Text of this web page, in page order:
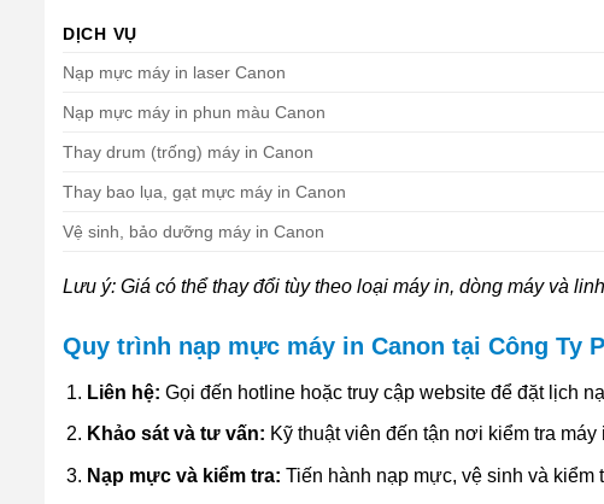
DỊCH VỤ
Nạp mực máy in laser Canon
Nạp mực máy in phun màu Canon
Thay drum (trống) máy in Canon
Thay bao lụa, gạt mực máy in Canon
Vệ sinh, bảo dưỡng máy in Canon
Lưu ý: Giá có thể thay đổi tùy theo loại máy in, dòng máy và
Quy trình nạp mực máy in Canon tại Công Ty
Liên hệ: Gọi đến hotline hoặc truy cập website để đặt lịch
Khảo sát và tư vấn: Kỹ thuật viên đến tận nơi kiểm tra
Nạp mực và kiểm tra: Tiến hành nạp mực, vệ sinh và kiểm